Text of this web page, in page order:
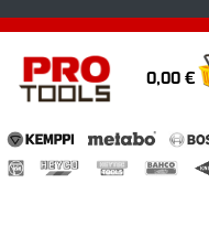
0,00 €